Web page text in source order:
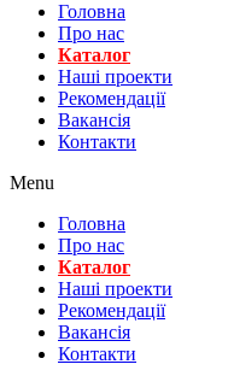
Головна
Про нас
Каталог
Нашi проекти
Рекомендації
Вакансiя
Контакти
Menu
Головна
Про нас
Каталог
Нашi проекти
Рекомендації
Вакансiя
Контакти